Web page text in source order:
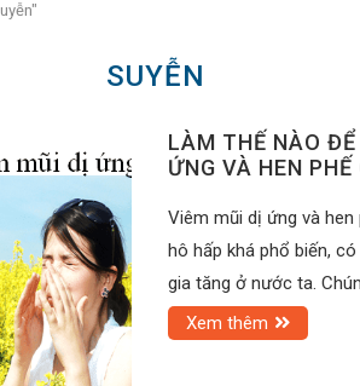
SUYỄN
LÀM THẾ NÀO
ỨNG VÀ HEN PHẾ
Viêm mũi dị ứng và hen
hô hấp khá phổ biến,
gia tăng ở nước ta.
Xem thêm